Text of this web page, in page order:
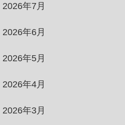
2026年7月
2026年6月
2026年5月
2026年4月
2026年3月